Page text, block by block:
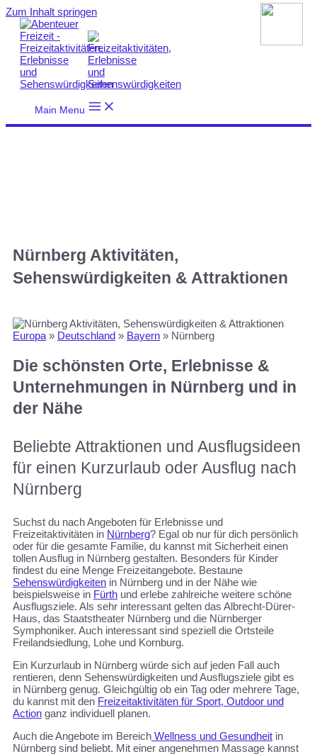
Zum Inhalt springen
Main Menu
Nürnberg Aktivitäten,
Sehenswürdigkeiten & Attraktionen
Europa » Deutschland » Bayern » Nürnberg
Die schönsten Orte, Erlebnisse &
Unternehmungen in Nürnberg und in
der Nähe
Beliebte Attraktionen und Ausflugsideen
für einen Kurzurlaub oder Ausflug nach
Nürnberg
Suchst du nach Angeboten für Erlebnisse und
Freizeitaktivitäten in Nürnberg? Egal ob nur für dich persönlich
oder für die gesamte Familie, du kannst mit Sicherheit einen
tollen Ausflug in Nürnberg gestalten. Besonders für Kinder
findest du eine Menge Freizeitangebote. Bestaune
Sehenswürdigkeiten in Nürnberg und in der Nähe wie
beispielsweise in Fürth und erlebe zahlreiche weitere schöne
Ausflugsziele. Als sehr interessant gelten das Albrecht-Dürer-
Haus, das Staatstheater Nürnberg und die Nürnberger
Symphoniker. Auch interessant sind speziell die Ortsteile
Freilandsiedlung, Lohe und Kornburg.
Ein Kurzurlaub in Nürnberg würde sich auf jeden Fall auch
rentieren, denn Sehenswürdigkeiten und Ausflugsziele gibt es
in Nürnberg genug. Gleichgültig ob ein Tag oder mehrere Tage,
du kannst mit den Freizeitaktivitäten für Sport, Outdoor und
Action ganz individuell planen.
Auch die Angebote im Bereich Wellness und Gesundheit in
Nürnberg sind beliebt. Mit einer angenehmen Massage kannst